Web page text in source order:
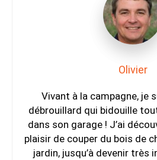
Olivier
Vivant à la campagne, je
débrouillard qui bidouille
dans son garage ! J’ai
plaisir de couper du bois de
jardin, jusqu’à devenir très